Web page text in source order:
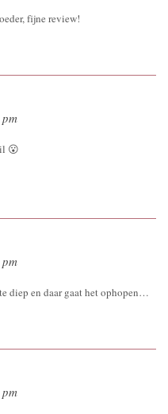
fijne review!
😮
diep en daar gaat het ophopen…